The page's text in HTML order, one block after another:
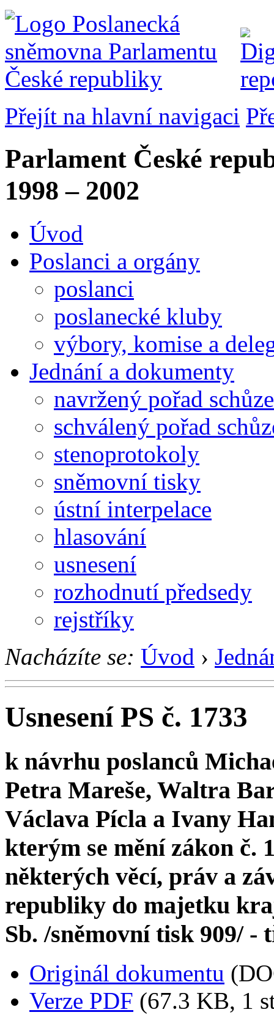
Přejít na hlavní navigaci
Parlament České
1998 – 2002
Úvod
Poslanci a orgány
poslanci
poslanecké kluby
výbory, komise a
Jednání a dokumenty
navržený pořad schůze
schválený pořad
stenoprotokoly
sněmovní tisky
ústní interpelace
hlasování
usnesení
rozhodnutí předsedy
rejstříky
Nacházíte se: Úvod ›
Usnesení PS č. 1733
k návrhu poslanců
Petra Mareše, Waltra
Václava Pícla a Ivany
kterým se mění zákon č.
některých věcí, práv a
republiky do majetku
Sb. /sněmovní tisk 909/ -
Originál dokumentu
Verze PDF (67.3 KB, 1